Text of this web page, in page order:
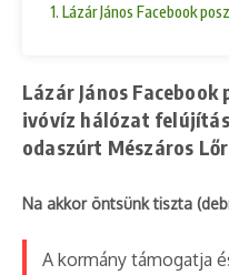
1. Lázár János Facebook
Lázár János
ivóvíz hálózat
odaszúrt Mészáros
Na akkor öntsünk tiszta
A kormány támogatja